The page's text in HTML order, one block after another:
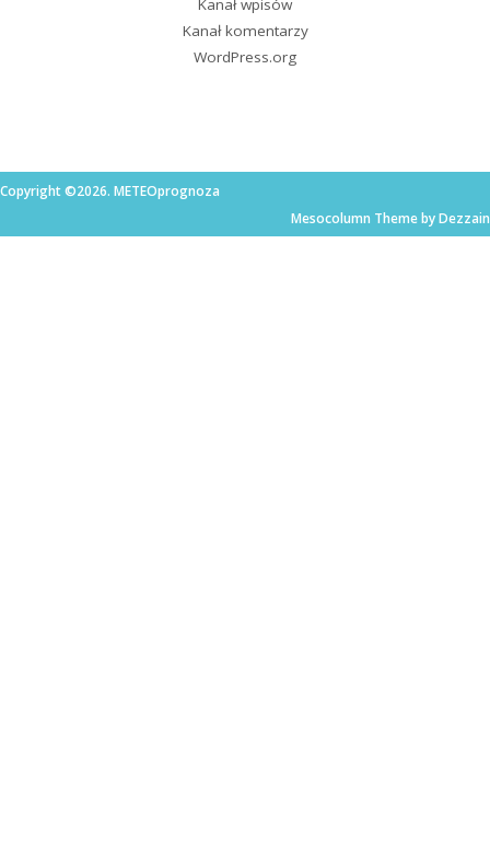
Kanał wpisów
Kanał komentarzy
WordPress.org
Copyright ©2026. METEOprognoza
Mesocolumn Theme by Dezzain